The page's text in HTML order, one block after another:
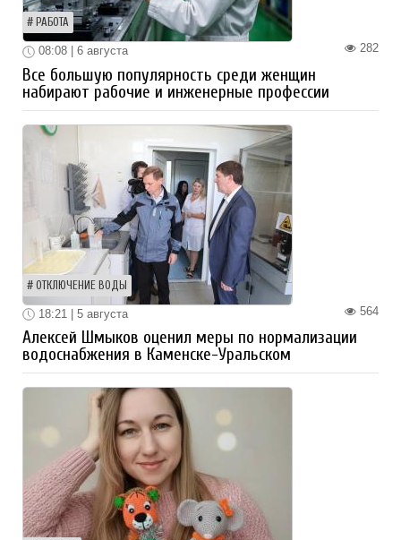
РАБОТА
282
08:08 | 6 августа
Все большую популярность среди женщин
набирают рабочие и инженерные профессии
ОТКЛЮЧЕНИЕ ВОДЫ
564
18:21 | 5 августа
Алексей Шмыков оценил меры по нормализации
водоснабжения в Каменске-Уральском